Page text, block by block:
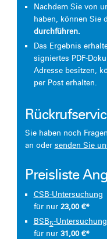
Nachdem Sie von
haben, können Sie
durchführen.
Das Ergebnis
signiertes PDF-
Adresse besitzen,
per Post erhalten.
Sie haben noch
an oder senden Sie
Preisliste
CSB-Untersuchung
für nur 23,00 €*
BSB5-Untersuchung
für nur 31,00 €*